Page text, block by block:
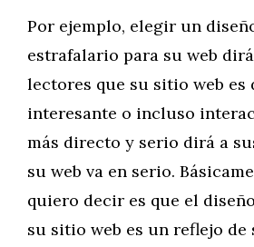
Por ejemplo, elegir un
estrafalario para su web
lectores que su sitio web es
interesante o incluso
más directo y serio dirá a
su web va en serio.
quiero decir es que el
su sitio web es un reflejo